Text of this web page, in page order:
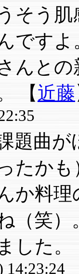
そう
ですよ
んと
【近藤
題曲
たか
か料
（笑）
した。